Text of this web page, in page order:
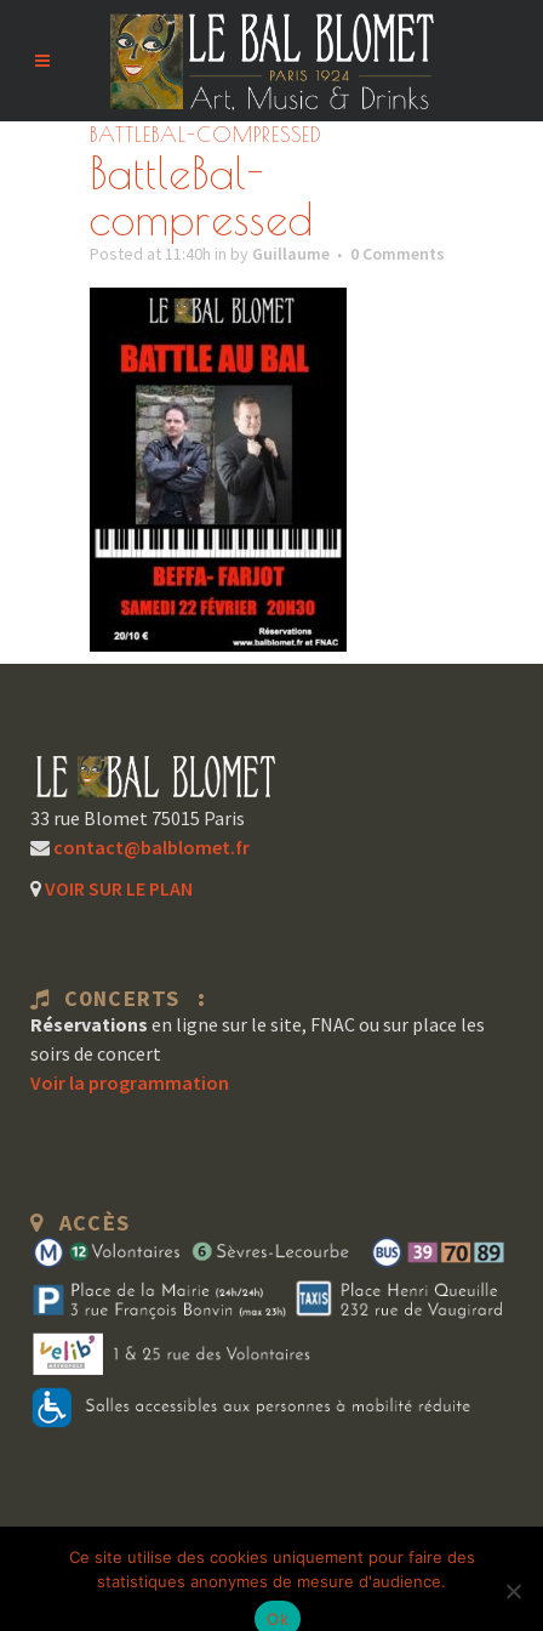
BATTLEBAL-COMPRESSED
BattleBal-
compressed
Posted at 11:40h in by Guillaume 0 Comments
33 rue Blomet 75015 Paris
contact@balblomet.fr
VOIR SUR LE PLAN
CONCERTS :
Réservations en ligne sur le site, FNAC ou sur place les
soirs de concert
Voir la programmation
ACCÈS
Copyright 2026 Le Bal Blomet | Tous droits réservés | Mentions légales
Galerie photo
Ce site utilise des cookies uniquement pour faire des
statistiques anonymes de mesure d'audience.
Ok